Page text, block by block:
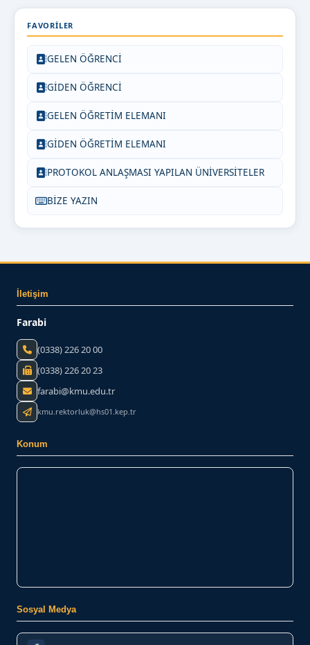
FAVORILER
GELEN ÖĞRENCİ
GİDEN ÖĞRENCİ
GELEN ÖĞRETİM ELEMANI
GİDEN ÖĞRETİM ELEMANI
PROTOKOL ANLAŞMASI YAPILAN ÜNİVERSİTELER
BİZE YAZIN
İletişim
Farabi
(0338) 226 20 00
(0338) 226 20 23
farabi@kmu.edu.tr
kmu.rektorluk@hs01.kep.tr
Konum
Sosyal Medya